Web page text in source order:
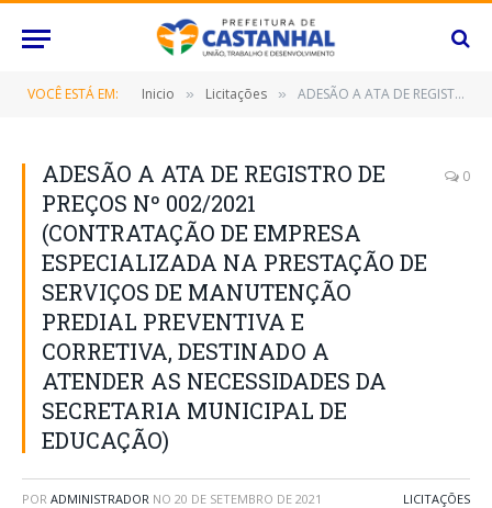
VOCÊ ESTÁ EM: Inicio » Licitações » ADESÃO A ATA DE REGISTRO DE PREÇOS Nº 002/2021 (CONTRATAÇÃO DE EMPRESA ESPECIALIZADA NA PRESTAÇÃO DE SERVIÇOS DE MANUTENÇÃO PREDIAL PREVENTIVA E CORRETIVA, DESTINADO A ATENDER AS NECESSIDADES DA SECRETARIA MUNICIPAL DE EDUCAÇÃO)
ADESÃO A ATA DE REGISTRO DE
PREÇOS Nº 002/2021
(CONTRATAÇÃO DE EMPRESA
ESPECIALIZADA NA PRESTAÇÃO DE
SERVIÇOS DE MANUTENÇÃO
PREDIAL PREVENTIVA E
CORRETIVA, DESTINADO A
ATENDER AS NECESSIDADES DA
SECRETARIA MUNICIPAL DE
EDUCAÇÃO)
0
POR ADMINISTRADOR NO 20 DE SETEMBRO DE 2021 LICITAÇÕES